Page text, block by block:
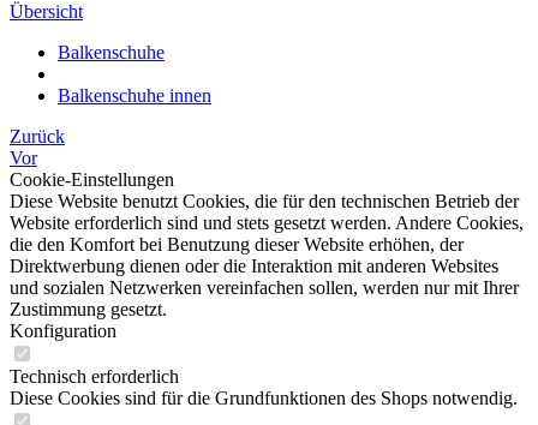
Übersicht
Balkenschuhe
Balkenschuhe innen
Zurück
Vor
Cookie-Einstellungen
Diese Website benutzt Cookies, die für den technischen Betrieb der
Website erforderlich sind und stets gesetzt werden. Andere Cookies,
die den Komfort bei Benutzung dieser Website erhöhen, der
Direktwerbung dienen oder die Interaktion mit anderen Websites
und sozialen Netzwerken vereinfachen sollen, werden nur mit Ihrer
Zustimmung gesetzt.
Konfiguration
Technisch erforderlich
Diese Cookies sind für die Grundfunktionen des Shops notwendig.